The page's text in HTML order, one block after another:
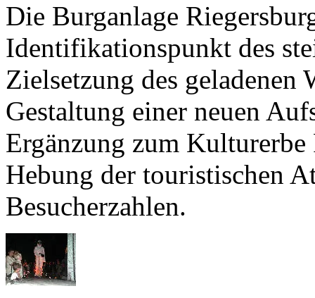
Die Burganlage
Identifikationspunkt des
Zielsetzung des geladenen
Gestaltung einer neuen
Ergänzung zum
Hebung der touristischen
Besucherzahlen.